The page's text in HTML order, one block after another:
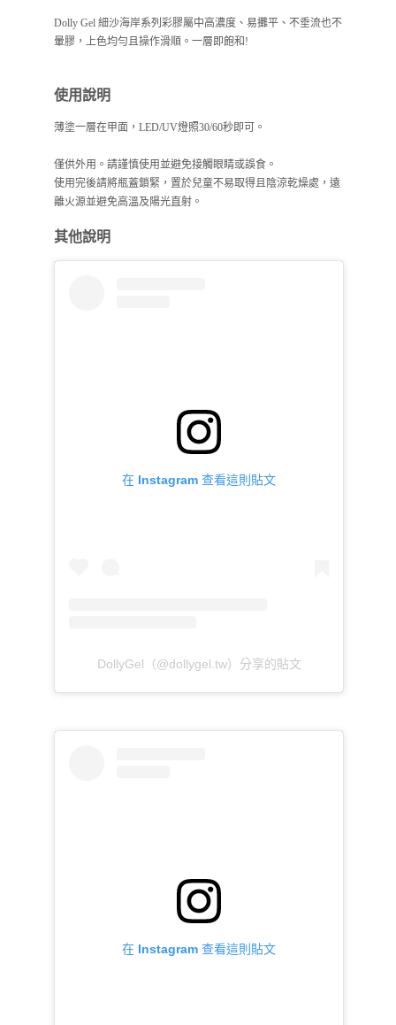
Dolly Gel 細沙海岸系列彩膠屬中高濃度、易攤平、不垂流也不
暈膠，上色均勻且操作滑順。一層即飽和!
使用說明
薄塗一層在甲面，LED/UV燈照30/60秒即可。
僅供外用。請謹慎使用並避免接觸眼睛或誤食。
使用完後請將瓶蓋鎖緊，置於兒童不易取得且陰涼乾燥處，遠
離火源並避免高溫及陽光直射。
其他說明
在 Instagram 查看這則貼文
DollyGel（@dollygel.tw）分享的貼文
在 Instagram 查看這則貼文